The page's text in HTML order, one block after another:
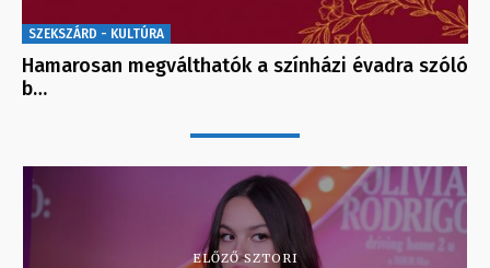
SZEKSZÁRD - KULTÚRA
Hamarosan megválthatók a színházi évadra szóló
b…
ELŐZŐ SZTORI